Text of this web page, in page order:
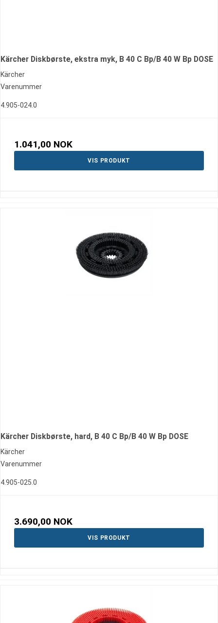
Kärcher Diskbørste, ekstra myk, B 40 C Bp/B 40 W Bp DOSE
Kärcher
Varenummer
4.905-024.0
1.041,00 NOK
VIS PRODUKT
Kärcher Diskbørste, hard, B 40 C Bp/B 40 W Bp DOSE
Kärcher
Varenummer
4.905-025.0
3.690,00 NOK
VIS PRODUKT